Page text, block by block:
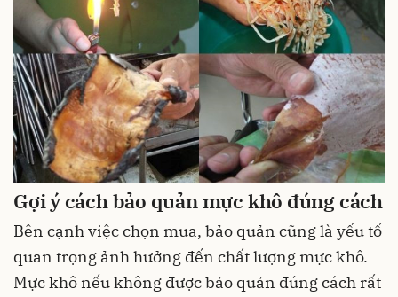
Gợi ý cách bảo quản mực khô đúng cách
Bên cạnh việc chọn mua, bảo quản cũng là yếu tố
quan trọng ảnh hưởng đến chất lượng mực khô.
Mực khô nếu không được bảo quản đúng cách rất